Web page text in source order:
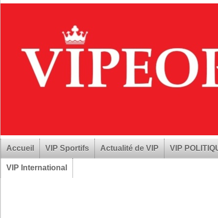
Accueil VIP Sportifs Actualité de VIP VIP
VIP International